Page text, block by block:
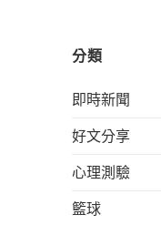
分類
即時新聞
好文分享
心理測驗
籃球